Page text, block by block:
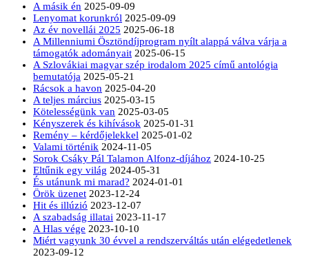
A másik én 2025-09-09
Lenyomat korunkról 2025-09-09
Az év novellái 2025 2025-06-18
A Millenniumi Ösztöndíjprogram nyílt alappá válva várja a
támogatók adományait 2025-06-15
A Szlovákiai magyar szép irodalom 2025 című antológia
bemutatója 2025-05-21
Rácsok a havon 2025-04-20
A teljes március 2025-03-15
Kötelességünk van 2025-03-05
Kényszerek és kihívások 2025-01-31
Remény – kérdőjelekkel 2025-01-02
Valami történik 2024-11-05
Sorok Csáky Pál Talamon Alfonz-díjához 2024-10-25
Eltűnik egy világ 2024-05-31
És utánunk mi marad? 2024-01-01
Örök üzenet 2023-12-24
Hit és illúzió 2023-12-07
A szabadság illatai 2023-11-17
A Hlas vége 2023-10-10
Miért vagyunk 30 évvel a rendszerváltás után elégedetlenek
2023-09-12